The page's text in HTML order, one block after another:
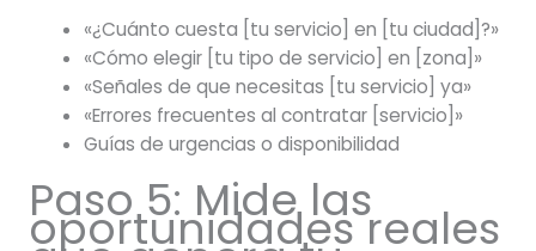
«¿Cuánto cuesta [tu servicio] en [tu ciudad]?»
«Cómo elegir [tu tipo de servicio] en [zona]»
«Señales de que necesitas [tu servicio] ya»
«Errores frecuentes al contratar [servicio]»
Guías de urgencias o disponibilidad
Paso 5: Mide las
oportunidades reales